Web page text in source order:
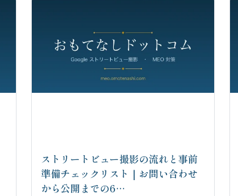
ストリートビュー撮影の流れと事前
準備チェックリスト｜お問い合わせ
から公開までの6…